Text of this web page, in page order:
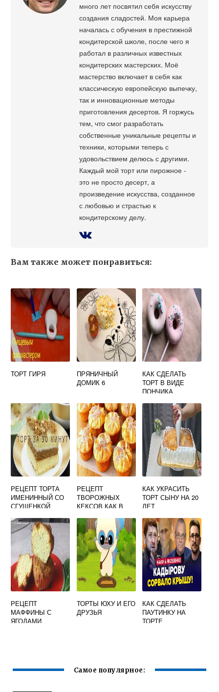
много лет посвятил себя искусству
создания сладостей. Моя карьера
началась с обучения в престижной
кондитерской школе, после чего я
работал в различных известных
кондитерских мастерских. Моё
мастерство включает в себя как
классическую европейскую выпечку,
так и инновационные методы
приготовления десертов. Я горжусь
тем, что смог разработать
собственные уникальные рецепты и
техники, которыми теперь с
удовольствием делюсь с другими.
Каждый мой торт или пирожное -
это не просто десерт, а
произведение искусства, созданное
с любовью и страстью к
кондитерскому делу.
Вам также может понравиться:
ТОРТ ГИРЯ
ПРЯНИЧНЫЙ
ДОМИК 6
КАК СДЕЛАТЬ
ТОРТ В ВИДЕ
ПОНЧИКА
РЕЦЕПТ ТОРТА
ИМЕНИННЫЙ СО
СГУЩЕНКОЙ
РЕЦЕПТ
ТВОРОЖНЫХ
КЕКСОВ КАК В
КАК УКРАСИТЬ
ТОРТ СЫНУ НА 20
ЛЕТ
РЕЦЕПТ
МАФФИНЫ С
ЯГОДАМИ
ТОРТЫ ЮХУ И ЕГО
ДРУЗЬЯ
КАК СДЕЛАТЬ
ПАУТИНКУ НА
ТОРТЕ
Самое популярное: